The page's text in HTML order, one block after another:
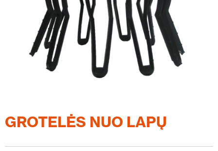
STRAIPSNIAI IR NAUJIENOS
APIE ĮMONĘ
SUSISIEKITE SU MUMIS
GROTELĖS NUO LAPŲ